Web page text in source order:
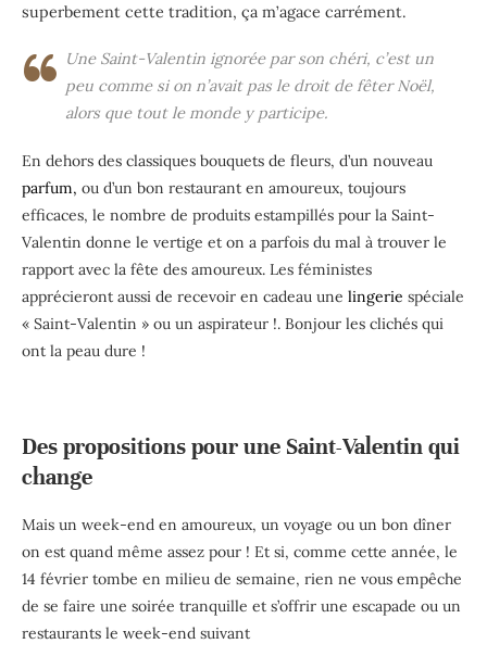
superbement cette tradition, ça m’agace carrément.
Une Saint-Valentin ignorée par son chéri, c’est un
peu comme si on n’avait pas le droit de fêter Noël,
alors que tout le monde y participe.
En dehors des classiques bouquets de fleurs, d’un nouveau
parfum, ou d’un bon restaurant en amoureux, toujours
efficaces, le nombre de produits estampillés pour la Saint-
Valentin donne le vertige et on a parfois du mal à trouver le
rapport avec la fête des amoureux. Les féministes
apprécieront aussi de recevoir en cadeau une lingerie spéciale
« Saint-Valentin » ou un aspirateur !. Bonjour les clichés qui
ont la peau dure !
Des propositions pour une Saint-Valentin qui
change
Mais un week-end en amoureux, un voyage ou un bon dîner
on est quand même assez pour ! Et si, comme cette année, le
14 février tombe en milieu de semaine, rien ne vous empêche
de se faire une soirée tranquille et s’offrir une escapade ou un
restaurants le week-end suivant